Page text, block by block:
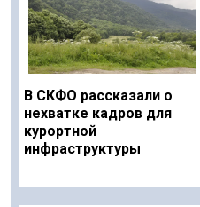
В СКФО рассказали о
нехватке кадров для
курортной
инфраструктуры